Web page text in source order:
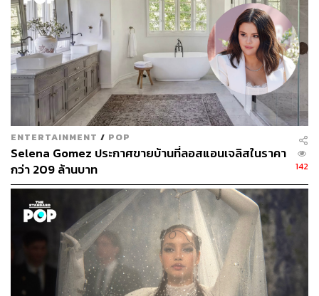
ENTERTAINMENT / POP
Selena Gomez ประกาศขายบ้านที่ลอสแอนเจลิสในราคา
กว่า 209 ล้านบาท
142